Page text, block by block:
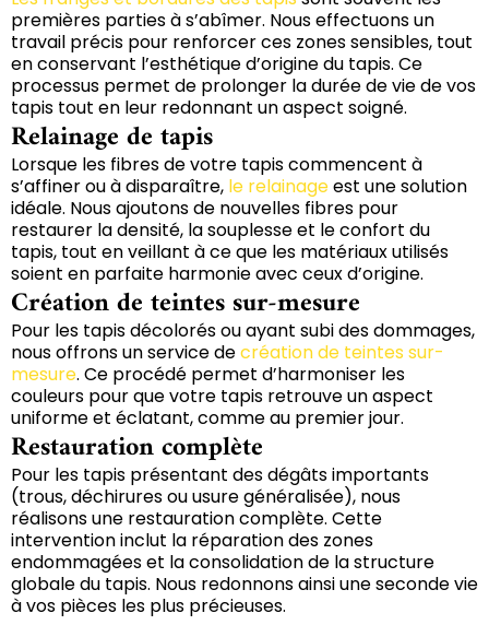
premières parties à s’abîmer. Nous effectuons un
travail précis pour renforcer ces zones sensibles, tout
en conservant l’esthétique d’origine du tapis. Ce
processus permet de prolonger la durée de vie de vos
tapis tout en leur redonnant un aspect soigné.
Relainage de tapis
Lorsque les fibres de votre tapis commencent à
s’affiner ou à disparaître, le relainageest une solution
idéale. Nous ajoutons de nouvelles fibres pour
restaurer la densité, la souplesse et le confort du
tapis, tout en veillant à ce que les matériaux utilisés
soient en parfaite harmonie avec ceux d’origine.
Création de teintes sur-mesure
Pour les tapis décolorés ou ayant subi des dommages,
nous offrons un service decréation de teintes sur-
mesure. Ce procédé permet d’harmoniser les
couleurs pour que votre tapis retrouve un aspect
uniforme et éclatant, comme au premier jour.
Restauration complète
Pour les tapis présentant des dégâts importants
(trous, déchirures ou usure généralisée), nous
réalisons une restauration complète. Cette
intervention inclut la réparation des zones
endommagées et la consolidation de la structure
globale du tapis. Nous redonnons ainsi une seconde vie
à vos pièces les plus précieuses.